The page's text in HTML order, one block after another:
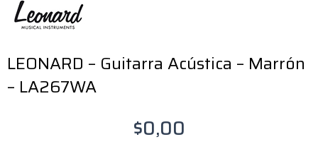
LEONARD – Guitarra Acústica – Marrón
– LA267WA
$0,00